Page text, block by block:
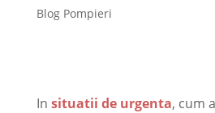
Blog Pompieri
In situatii de urgenta, cum